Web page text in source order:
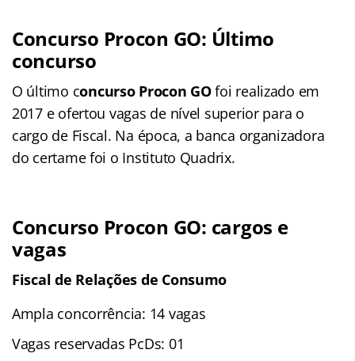
Concurso Procon GO: Último
concurso
O último concurso Procon GOfoi realizado em
2017 e ofertou vagas de nível superior para o
cargo de Fiscal. Na época, a banca organizadora
do certame foi o Instituto Quadrix.
Concurso Procon GO: cargos e
vagas
Fiscal de Relações de Consumo
Ampla concorrência: 14 vagas
Vagas reservadas PcDs: 01